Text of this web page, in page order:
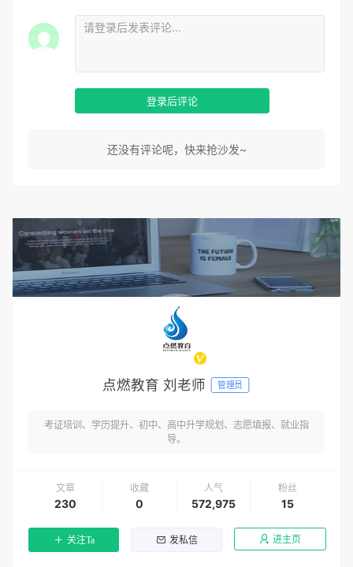
登录后评论
还没有评论呢，快来抢沙发~
点燃教育 刘老师 管理员
考证培训、学历提升、初中、高中升学规划、志愿填报、就业指
导。
文章
230
收藏
0
人气
572,975
粉丝
15
关注Ta 发私信 进主页